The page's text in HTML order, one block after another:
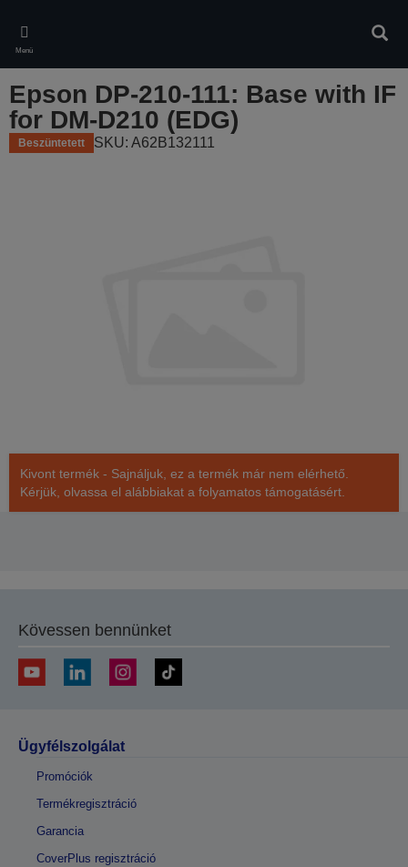
main
content
Menü
Epson DP-210-111: Base with IF
for DM-D210 (EDG)
Beszüntetett SKU: A62B132111
Kivont termék - Sajnáljuk, ez a termék már nem elérhető.
Kérjük, olvassa el alábbiakat a folyamatos támogatásért.
Kövessen bennünket
Ügyfélszolgálat
Promóciók
Termékregisztráció
Garancia
CoverPlus regisztráció